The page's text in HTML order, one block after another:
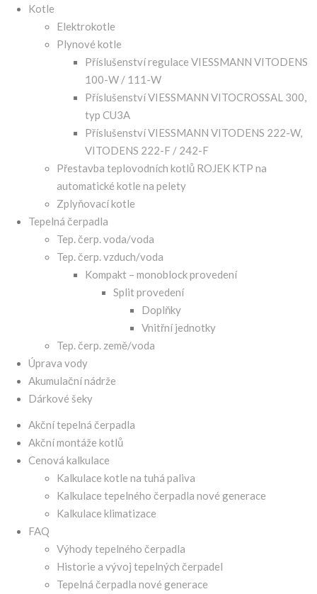
Kotle
Elektrokotle
Plynové kotle
Příslušenství regulace VIESSMANN VITODENS
100-W / 111-W
Příslušenství VIESSMANN VITOCROSSAL 300,
typ CU3A
Příslušenství VIESSMANN VITODENS 222-W,
VITODENS 222-F / 242-F
Přestavba teplovodních kotlů ROJEK KTP na
automatické kotle na pelety
Zplyňovací kotle
Tepelná čerpadla
Tep. čerp. voda/voda
Tep. čerp. vzduch/voda
Kompakt – monoblock provedení
Split provedení
Doplňky
Vnitřní jednotky
Tep. čerp. země/voda
Úprava vody
Akumulační nádrže
Dárkové šeky
Akční tepelná čerpadla
Akční montáže kotlů
Cenová kalkulace
Kalkulace kotle na tuhá paliva
Kalkulace tepelného čerpadla nové generace
Kalkulace klimatizace
FAQ
Výhody tepelného čerpadla
Historie a vývoj tepelných čerpadel
Tepelná čerpadla nové generace